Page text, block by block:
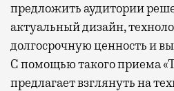
предложить аудитории
актуальный дизайн,
долгосрочную ценность и
С помощью такого приема
предлагает взглянуть на